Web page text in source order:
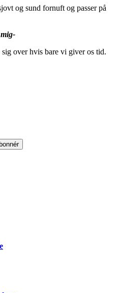
og sund fornuft og passer på
over hvis bare vi giver os tid.